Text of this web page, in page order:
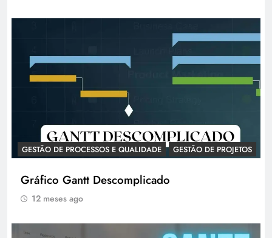
GESTÃO DE PROCESSOS E QUALIDADE GESTÃO DE PROJETOS
Gráfico Gantt Descomplicado
12 meses ago